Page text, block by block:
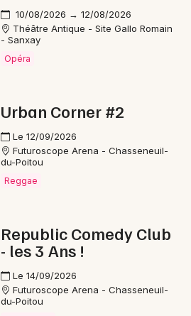
10/08/2026 → 12/08/2026
Théâtre Antique - Site Gallo Romain
- Sanxay
Opéra
Urban Corner #2
Le 12/09/2026
Futuroscope Arena - Chasseneuil-
du-Poitou
Reggae
Republic Comedy Club
- les 3 Ans !
Le 14/09/2026
Futuroscope Arena - Chasseneuil-
du-Poitou